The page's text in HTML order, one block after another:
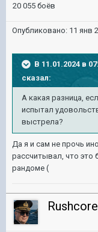
20 055 боёв
Опубликовано: 11 янв
В 11.01.2024 в
сказал:
А какая разница,
испытал
выстрела?
Да я и сам не прочь
рассчитывал, что это
рандоме (
Rushcore